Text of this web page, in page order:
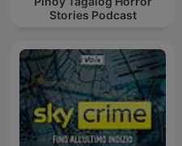
Stories Podcast